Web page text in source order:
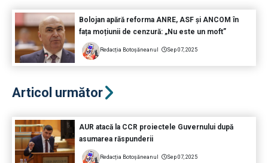
Bolojan apără reforma ANRE, ASF și ANCOM în
fața moțiunii de cenzură: „Nu este un moft”
Redacția Botoșăneanul Sep 07, 2025
Articol următor
AUR atacă la CCR proiectele Guvernului după
asumarea răspunderii
Redacția Botoșăneanul Sep 07, 2025